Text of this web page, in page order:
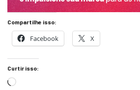
Compartilhe isso:
Facebook X
Curtir isso: